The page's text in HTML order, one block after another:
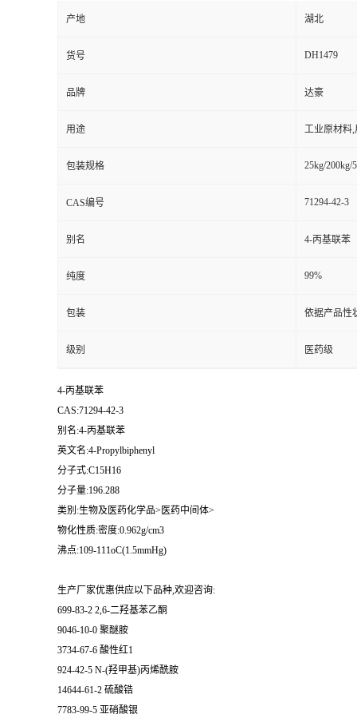
产地 湖北
货号 DH1479
品牌 达豪
用途 工业原材料
包装规格 25kg/200kg/
CAS编号 71294-42-3
别名 4-丙基联苯
纯度 99%
包装 依据产品性
级别 医药级
4-丙基联苯
CAS:71294-42-3
别名:4-丙基联苯
英文名:4-Propylbiphenyl
分子式:C15H16
分子量:196.288
类别:生物及医药化学品>医药中间体>
物化性质:密度:0.962g/cm3
沸点:109-111oC(1.5mmHg)
生产厂家优惠供应以下品种,欢迎咨询:
699-83-2 2,6-二羟基苯乙酮
9046-10-0 聚醚胺
3734-67-6 酸性红1
924-42-5 N-(羟甲基)丙烯酰胺
14644-61-2 硫酸锆
7783-99-5 亚硝酸银